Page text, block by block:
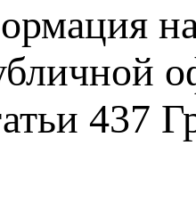
на
437